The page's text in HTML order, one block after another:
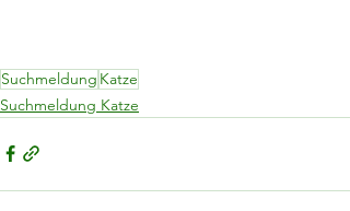
Suchmeldung Katze
Suchmeldung Katze